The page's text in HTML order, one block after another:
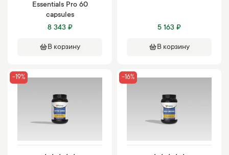
Essentials Pro 60
capsules
8 343 ₽
В корзину
5 163 ₽
В корзину
-19% -16%